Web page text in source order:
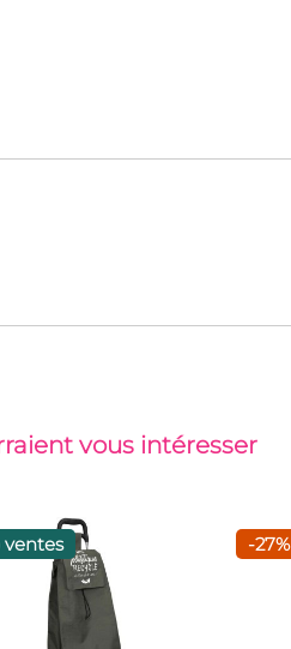
vous intéresser
ventes -27%